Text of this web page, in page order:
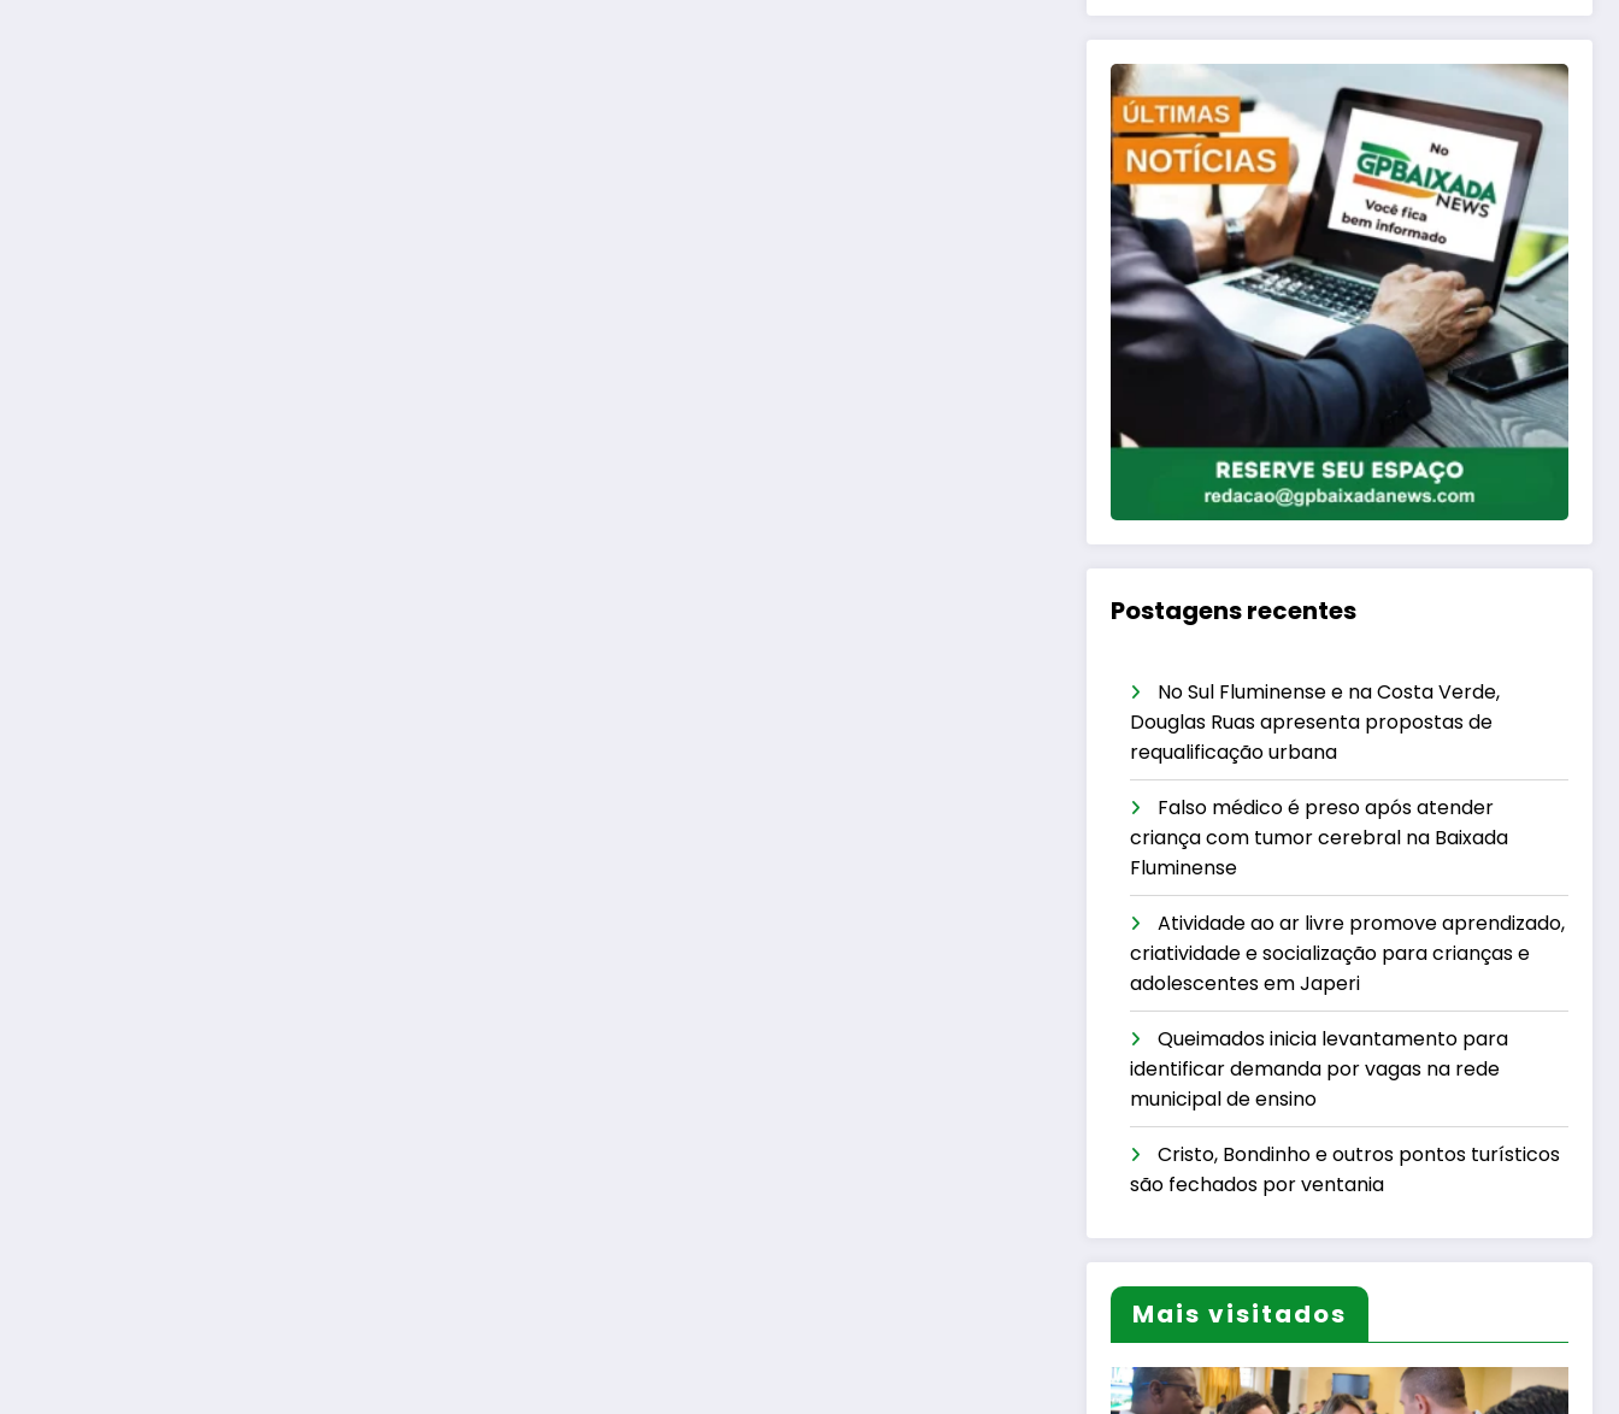
Postagens recentes
No Sul Fluminense e na Costa Verde,
Douglas Ruas apresenta propostas de
requalificação urbana
Falso médico é preso após atender
criança com tumor cerebral na Baixada
Fluminense
Atividade ao ar livre promove aprendizado,
criatividade e socialização para crianças e
adolescentes em Japeri
Queimados inicia levantamento para
identificar demanda por vagas na rede
municipal de ensino
Cristo, Bondinho e outros pontos turísticos
são fechados por ventania
Mais visitados